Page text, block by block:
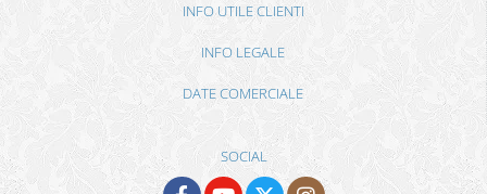
INFO UTILE CLIENTI
INFO LEGALE
DATE COMERCIALE
SOCIAL